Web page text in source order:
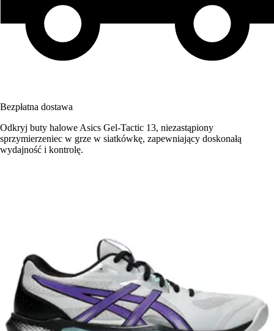
Bezpłatna dostawa
Odkryj buty halowe Asics Gel-Tactic 13, niezastąpiony
sprzymierzeniec w grze w siatkówkę, zapewniający doskonałą
wydajność i kontrolę.